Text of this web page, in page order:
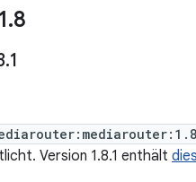
.8
.1
Version 1.8.1 enthält